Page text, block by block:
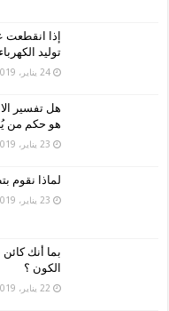
إذا انقطعت
توليد
24 يناير، 2019
هل تفسير
هو حكم من
23 يناير، 2019
لماذا نقوم
23 يناير، 2019
بما أنك
الكون ؟
22 يناير، 2019